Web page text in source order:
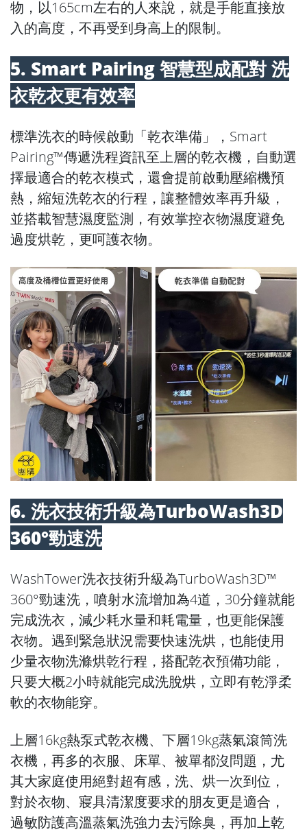
物，以165cm左右的人來說，就是手能直接放
入的高度，不再受到身高上的限制。
5. Smart Pairing 智慧型成配對 洗
衣乾衣更有效率
標準洗衣的時候啟動「乾衣準備」，Smart
Pairing™傳遞洗程資訊至上層的乾衣機，自動選
擇最適合的乾衣模式，還會提前啟動壓縮機預
熱，縮短洗乾衣的行程，讓整體效率再升級，
並搭載智慧濕度監測，有效掌控衣物濕度避免
過度烘乾，更呵護衣物。
6. 洗衣技術升級為TurboWash3D
360°勁速洗
WashTower洗衣技術升級為TurboWash3D™
360°勁速洗，噴射水流增加為4道，30分鐘就能
完成洗衣，減少耗水量和耗電量，也更能保護
衣物。遇到緊急狀況需要快速洗烘，也能使用
少量衣物洗滌烘乾行程，搭配乾衣預備功能，
只要大概2小時就能完成洗脫烘，立即有乾淨柔
軟的衣物能穿。
上層16kg熱泵式乾衣機、下層19kg蒸氣滾筒洗
衣機，再多的衣服、床單、被單都沒問題，尤
其大家庭使用絕對超有感，洗、烘一次到位，
對於衣物、寢具清潔度要求的朋友更是適合，
過敏防護高溫蒸氣洗強力去污除臭，再加上乾